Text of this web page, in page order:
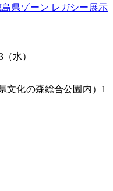
県ゾーン レガシー展示
水）
文化の森総合公園内）1